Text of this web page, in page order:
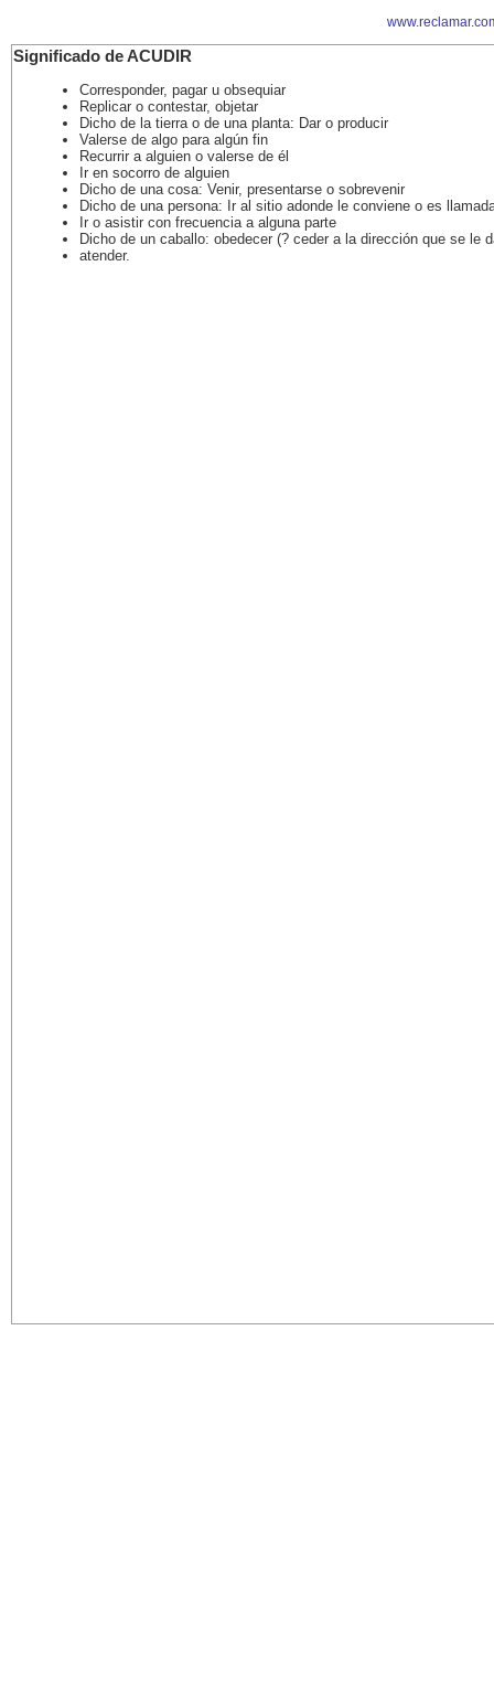
Significado de ACUDIR
Corresponder, pagar u obsequiar
Replicar o contestar, objetar
Dicho de la tierra o de una planta: Dar o producir
Valerse de algo para algún fin
Recurrir a alguien o valerse de él
Ir en socorro de alguien
Dicho de una cosa: Venir, presentarse o sobrevenir
Dicho de una persona: Ir al sitio adonde le conviene o es
Ir o asistir con frecuencia a alguna parte
Dicho de un caballo: obedecer (? ceder a la dirección que se le
atender.